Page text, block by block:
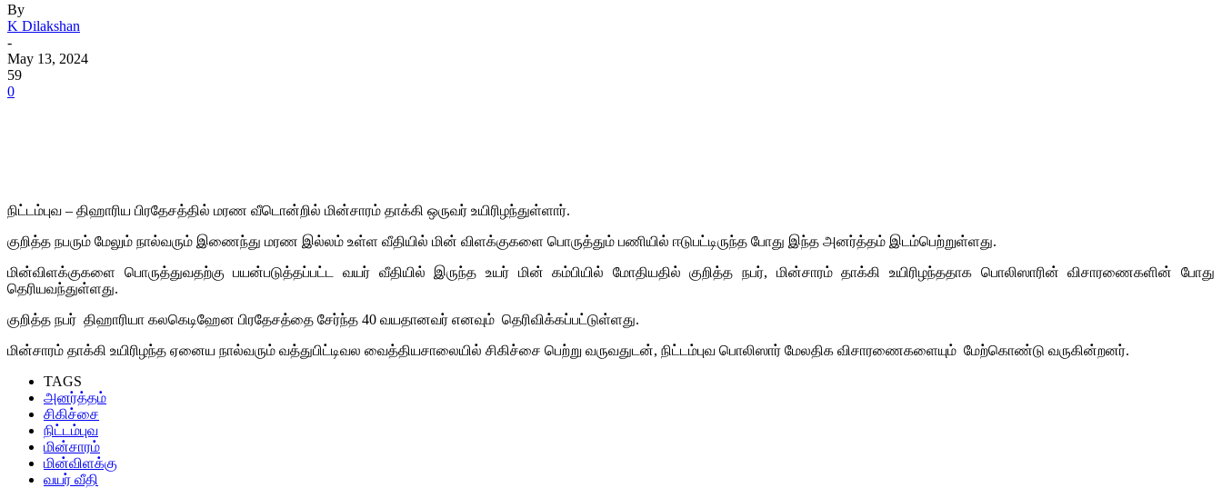
By
K Dilakshan
-
May 13, 2024
59
0
நிட்டம்புவ – திஹாரிய பிரதேசத்தில் மரண வீடொன்றில் மின்சாரம் தாக்கி ஒருவர் உயிரிழந்துள்ளார்.
குறித்த நபரும் மேலும் நால்வரும் இணைந்து மரண இல்லம் உள்ள வீதியில் மின் விளக்குகளை பொருத்தும் பணியில் ஈடுபட்டிருந்த போது இந்த அனர்த்தம் இடம்பெற்றுள்ளது.
மின்விளக்குகளை பொருத்துவதற்கு பயன்படுத்தப்பட்ட வயர் வீதியில் இருந்த உயர் மின் கம்பியில் மோதியதில் குறித்த நபர், மின்சாரம் தாக்கி உயிரிழந்ததாக பொலிஸாரின் விசாரணைகளின் போது
தெரியவந்துள்ளது.
குறித்த நபர் திஹாரியா கலகெடிஹேன பிரதேசத்தை சேர்ந்த 40 வயதானவர் எனவும் தெரிவிக்கப்பட்டுள்ளது.
மின்சாரம் தாக்கி உயிரிழந்த ஏனைய நால்வரும் வத்துபிட்டிவல வைத்தியசாலையில் சிகிச்சை பெற்று வருவதுடன், நிட்டம்புவ பொலிஸார் மேலதிக விசாரணைகளையும் மேற்கொண்டு வருகின்றனர்.
TAGS
அனர்த்தம்
சிகிச்சை
நிட்டம்புவ
மின்சாரம்
மின்விளக்கு
வயர் வீதி